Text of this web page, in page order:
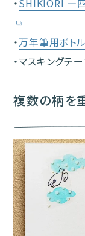
・万年筆用ボトル
・マスキングテ
複数の柄を